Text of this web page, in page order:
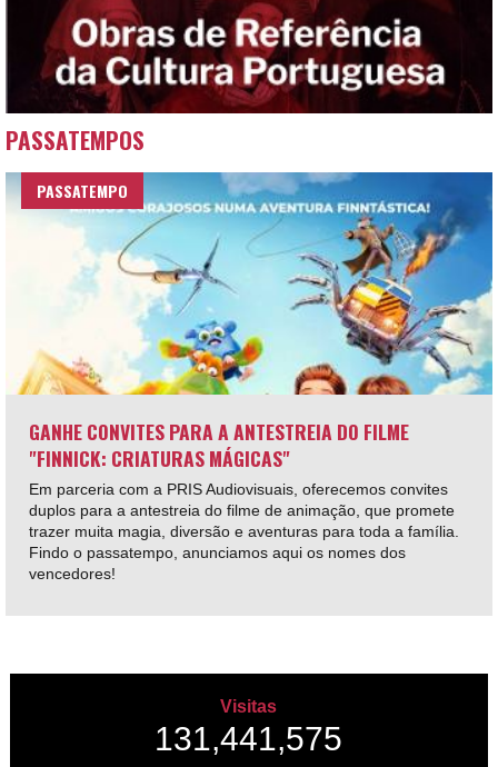
PASSATEMPOS
PASSATEMPO
GANHE CONVITES PARA A ANTESTREIA DO FILME
"FINNICK: CRIATURAS MÁGICAS"
Em parceria com a PRIS Audiovisuais, oferecemos convites
duplos para a antestreia do filme de animação, que promete
trazer muita magia, diversão e aventuras para toda a família.
Findo o passatempo, anunciamos aqui os nomes dos
vencedores!
Visitas
131,441,575